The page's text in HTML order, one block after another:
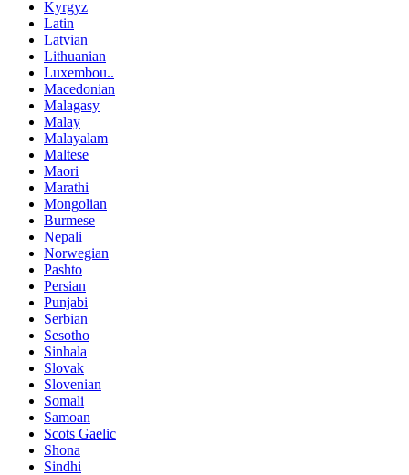
Kyrgyz
Latin
Latvian
Lithuanian
Luxembou..
Macedonian
Malagasy
Malay
Malayalam
Maltese
Maori
Marathi
Mongolian
Burmese
Nepali
Norwegian
Pashto
Persian
Punjabi
Serbian
Sesotho
Sinhala
Slovak
Slovenian
Somali
Samoan
Scots Gaelic
Shona
Sindhi